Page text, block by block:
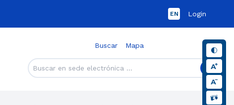
EN Login
Buscar Mapa